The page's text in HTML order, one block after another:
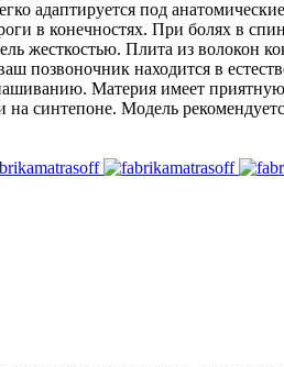
адаптируется под
в конечностях. При болях в
жесткостью. Плита из
позвоночник находится в
Материя имеет
Модель